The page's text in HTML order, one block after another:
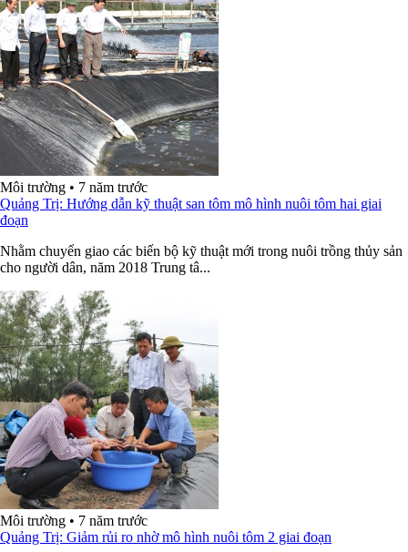
Môi trường • 7 năm trước
Quảng Trị: Hướng dẫn kỹ thuật san tôm mô hình nuôi tôm hai giai
đoạn
Nhằm chuyển giao các biến bộ kỹ thuật mới trong nuôi trồng thủy sản
cho người dân, năm 2018 Trung tâ...
Môi trường • 7 năm trước
Quảng Trị: Giảm rủi ro nhờ mô hình nuôi tôm 2 giai đoạn